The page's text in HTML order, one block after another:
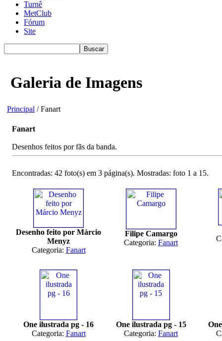
Turnê
MetClub
Fórum
Site
Galeria de Imagens
Principal / Fanart
Fanart
Desenhos feitos por fãs da banda.
Encontradas: 42 foto(s) em 3 página(s). Mostradas: foto 1 a 15.
Desenho feito por Márcio
Menyz
Categoria: Fanart
Filipe Camargo
Categoria: Fanart
One ilustrada pg - 16
Categoria: Fanart
One ilustrada pg - 15
Categoria: Fanart